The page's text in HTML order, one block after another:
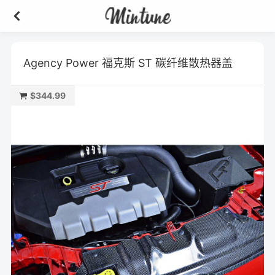
Agency Power 福克斯 ST 碳纤维散热器盖
$344.99